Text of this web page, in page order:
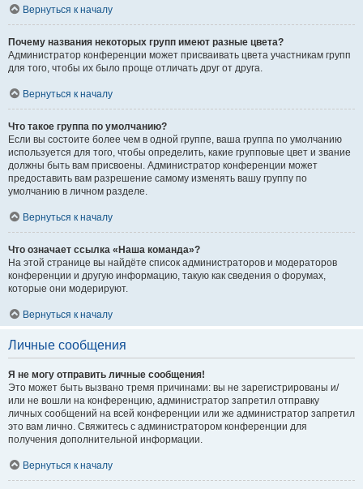
Вернуться к началу
Почему названия некоторых групп имеют разные цвета?
Администратор конференции может присваивать цвета участникам групп
для того, чтобы их было проще отличать друг от друга.
Вернуться к началу
Что такое группа по умолчанию?
Если вы состоите более чем в одной группе, ваша группа по умолчанию
используется для того, чтобы определить, какие групповые цвет и звание
должны быть вам присвоены. Администратор конференции может
предоставить вам разрешение самому изменять вашу группу по
умолчанию в личном разделе.
Вернуться к началу
Что означает ссылка «Наша команда»?
На этой странице вы найдёте список администраторов и модераторов
конференции и другую информацию, такую как сведения о форумах,
которые они модерируют.
Вернуться к началу
Личные сообщения
Я не могу отправить личные сообщения!
Это может быть вызвано тремя причинами: вы не зарегистрированы и/
или не вошли на конференцию, администратор запретил отправку
личных сообщений на всей конференции или же администратор запретил
это вам лично. Свяжитесь с администратором конференции для
получения дополнительной информации.
Вернуться к началу